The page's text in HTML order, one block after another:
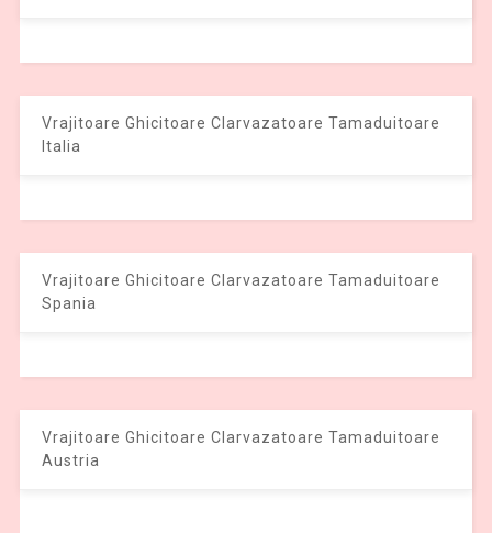
Vrajitoare Ghicitoare Clarvazatoare Tamaduitoare
Italia
Vrajitoare Ghicitoare Clarvazatoare Tamaduitoare
Spania
Vrajitoare Ghicitoare Clarvazatoare Tamaduitoare
Austria